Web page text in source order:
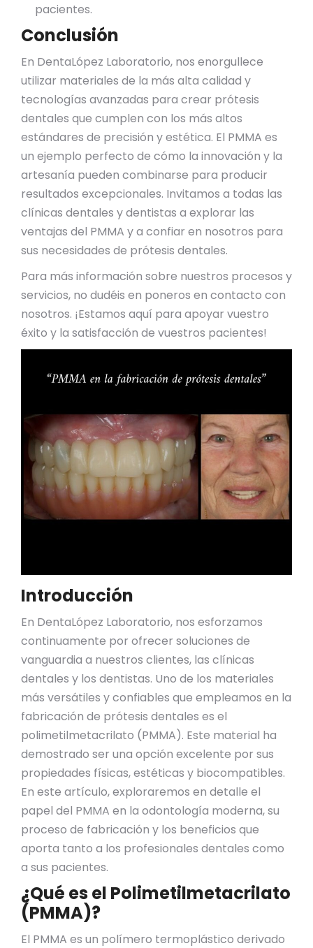
pacientes.
Conclusión
En DentaLópez Laboratorio, nos enorgullece
utilizar materiales de la más alta calidad y
tecnologías avanzadas para crear prótesis
dentales que cumplen con los más altos
estándares de precisión y estética. El PMMA es
un ejemplo perfecto de cómo la innovación y la
artesanía pueden combinarse para producir
resultados excepcionales. Invitamos a todas las
clínicas dentales y dentistas a explorar las
ventajas del PMMA y a confiar en nosotros para
sus necesidades de prótesis dentales.
Para más información sobre nuestros procesos y
servicios, no dudéis en poneros en contacto con
nosotros. ¡Estamos aquí para apoyar vuestro
éxito y la satisfacción de vuestros pacientes!
Introducción
En DentaLópez Laboratorio, nos esforzamos
continuamente por ofrecer soluciones de
vanguardia a nuestros clientes, las clínicas
dentales y los dentistas. Uno de los materiales
más versátiles y confiables que empleamos en la
fabricación de prótesis dentales es el
polimetilmetacrilato (PMMA). Este material ha
demostrado ser una opción excelente por sus
propiedades físicas, estéticas y biocompatibles.
En este artículo, exploraremos en detalle el
papel del PMMA en la odontología moderna, su
proceso de fabricación y los beneficios que
aporta tanto a los profesionales dentales como
a sus pacientes.
¿Qué es el Polimetilmetacrilato
(PMMA)?
El PMMA es un polímero termoplástico derivado